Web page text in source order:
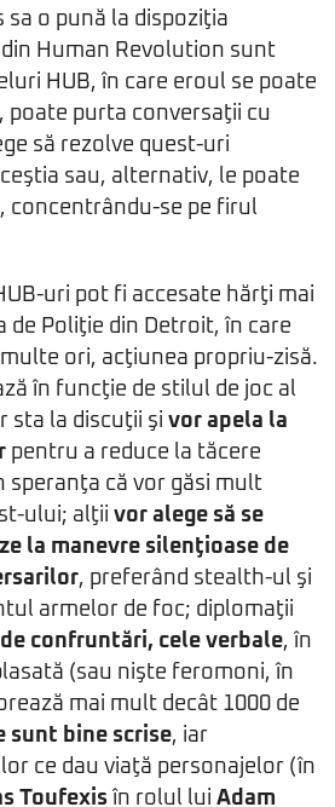
sa o pună la dispoziţia
Human Revolution sunt
HUB, în care eroul se poate
poate purta conversaţii cu
să rezolve quest-uri
sau, alternativ, le poate
concentrându-se pe firul
uri pot fi accesate hărţi mai
de Poliţie din Detroit, în care
ori, acţiunea propriu-zisă.
în funcţie de stilul de joc al
sta la discuţii şi vor apela la
pentru a reduce la tăcere
speranţa că vor găsi mult
ului; alţii vor alege să se
la manevre silenţioase de
, preferând stealth-ul şi
armelor de foc; diplomaţii
confruntări, cele verbale, în
(sau nişte feromoni, în
mai mult decât 1000 de
sunt bine scrise, iar
ce dau viaţă personajelor (în
Toufexis în rolul lui Adam